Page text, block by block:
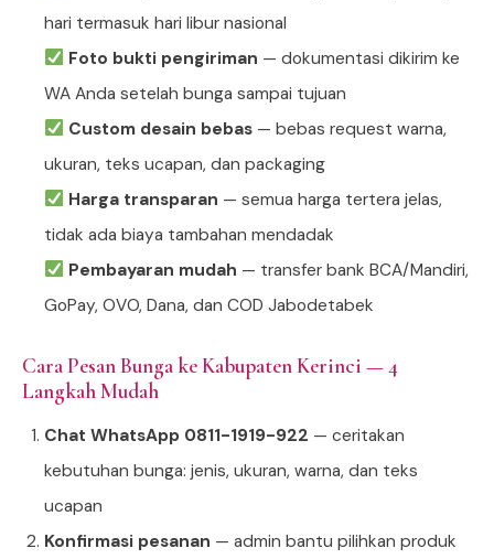
hari termasuk hari libur nasional
Foto bukti pengiriman — dokumentasi dikirim ke
WA Anda setelah bunga sampai tujuan
Custom desain bebas— bebas request warna,
ukuran, teks ucapan, dan packaging
Harga transparan — semua harga tertera jelas,
tidak ada biaya tambahan mendadak
Pembayaran mudah — transfer bank BCA/Mandiri,
GoPay, OVO, Dana, dan COD Jabodetabek
Cara Pesan Bunga ke Kabupaten Kerinci — 4
Langkah Mudah
Chat WhatsApp 0811-1919-922 — ceritakan
kebutuhan bunga: jenis, ukuran, warna, dan teks
ucapan
Konfirmasi pesanan — admin bantu pilihkan produk